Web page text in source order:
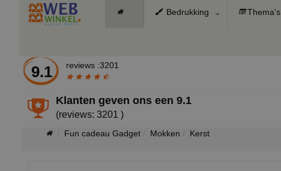
Bedrukking Thema's
9.1 reviews :3201
Klanten geven ons een9.1
(reviews: 3201 )
Fun cadeau Gadget Mokken Kerst